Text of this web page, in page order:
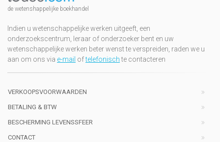
de wetenshappelijke boekhandel
Indien u wetenschappelijke werken uitgeeft, een
onderzoekscentrum, leraar of onderzoeker bent en uw
wetenschappelijke werken beter wenst te verspreiden, raden we u
aan om ons via e-mail oftelefonischte contacteren
VERKOOPSVOORWAARDEN
BETALING & BTW
BESCHERMING LEVENSSFEER
CONTACT